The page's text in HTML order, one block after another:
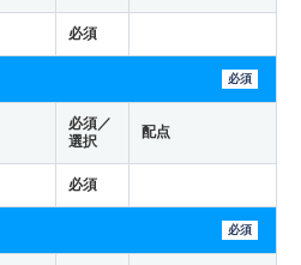
必須
必須
必須／
選択
配点
必須
必須